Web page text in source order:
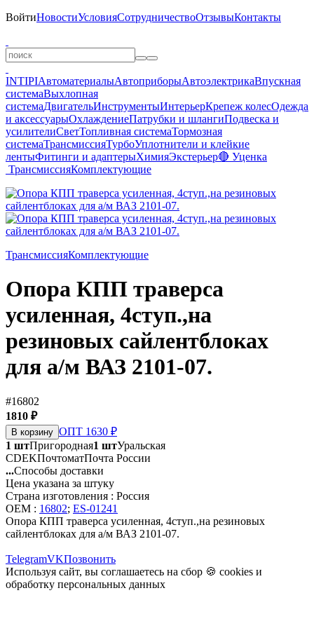
ВойтиНовостиУсловияСотрудничествоОтзывыКонтакты
INTIPIАвтоматериалыАвтоприборыАвтоэлектрикаВпускная
системаВыхлопная
системаДвигательИнструментыИнтерьерКрепеж колесОдежда
и аксессуарыОхлаждениеПатрубки и шлангиПодвеска и
усилителиСветТопливная системаТормозная
системаТрансмиссияТурбоУплотнители и клейкие
лентыФитинги и адаптерыХимияЭкстерьер🔴 Уценка
ТрансмиссияКомплектующие
ТрансмиссияКомплектующие
Опора КПП траверса
усиленная, 4ступ.,на
резиновых сайлентблоках
для а/м ВАЗ 2101-07.
#16802
1810 ₽
В корзину ОПТ 1630 ₽
1 штПригородная1 штУральская
CDEKПочтоматПочта России
...Способы доставки
Цена указана за штуку
Страна изготовления : Россия
OEM : 16802; ES-01241
Опора КПП траверса усиленная, 4ступ.,на резиновых
сайлентблоках для а/м ВАЗ 2101-07.
TelegramVKПозвонить
Используя сайт, вы соглашаетесь на сбор 🍪 cookies и
обработку персональных данных